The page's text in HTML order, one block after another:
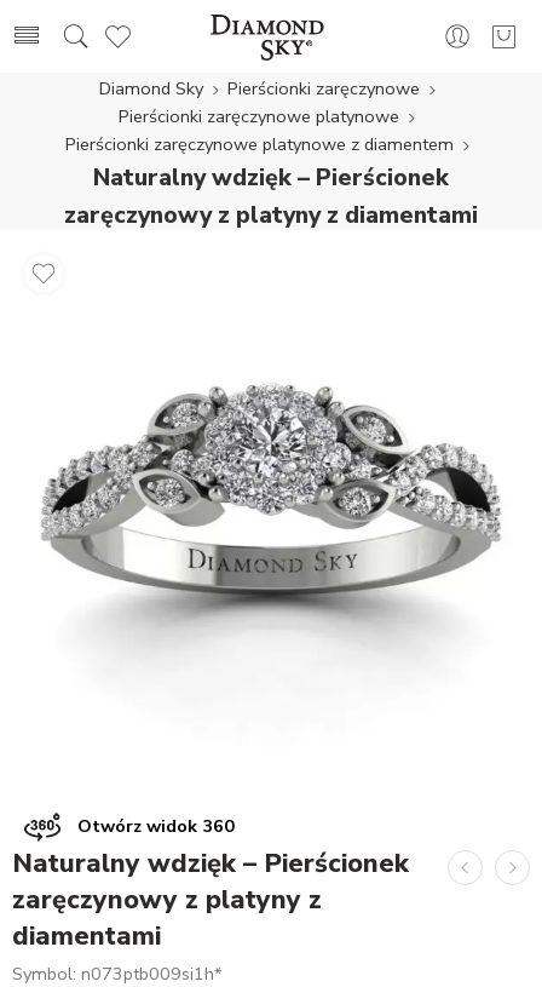
Diamond Sky
Pierścionki zaręczynowe
Pierścionki zaręczynowe platynowe
Pierścionki zaręczynowe platynowe z diamentem
Naturalny wdzięk – Pierścionek
zaręczynowy z platyny z diamentami
Otwórz widok 360
Naturalny wdzięk – Pierścionek
zaręczynowy z platyny z
diamentami
Symbol: n073ptb009si1h*